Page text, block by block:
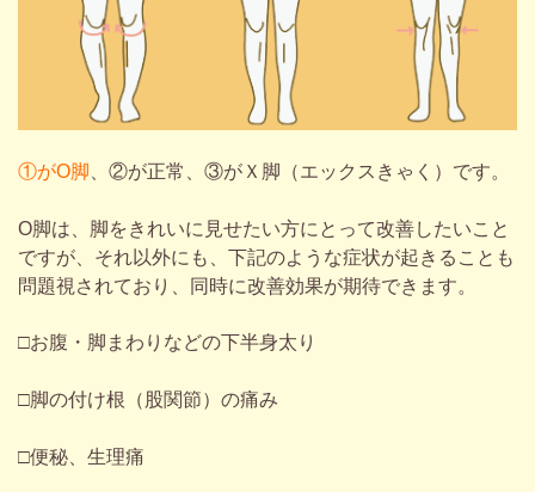
①がO脚 、②が正常、③がＸ脚（エックスきゃく）です。
O脚は、脚をきれいに見せたい方にとって改善したいこと
ですが、それ以外にも、下記のような症状が起きることも
問題視されており、同時に改善効果が期待できます。
□お腹・脚まわりなどの下半身太り
□脚の付け根（股関節）の痛み
□便秘、生理痛